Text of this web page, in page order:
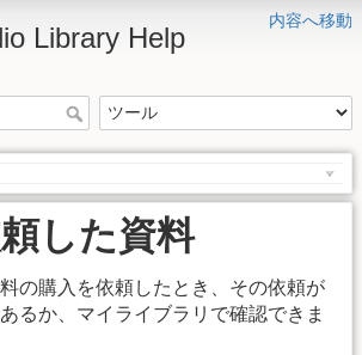
内容へ移動
Library Help
した資料
の購入を依頼したとき、その依頼が
るか、マイライブラリで確認できま